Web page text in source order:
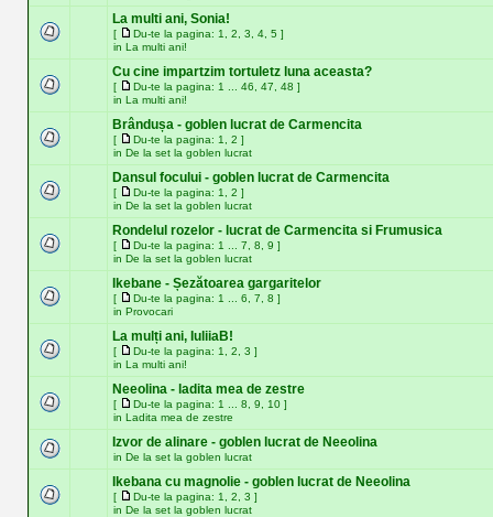
La multi ani, Sonia!
[ Du-te la pagina: 1 2 3 4 5 ]
in La multi ani!
Cu cine impartzim tortuletz luna aceasta?
[ Du-te la pagina: 1 46 47 48 ]
in La multi ani!
Brândușa - goblen lucrat de Carmencita
[ Du-te la pagina: 1 2 ]
in De la set la goblen lucrat
Dansul focului - goblen lucrat de Carmencita
[ Du-te la pagina: 1 2 ]
in De la set la goblen lucrat
Rondelul rozelor - lucrat de Carmencita si Frumusica
[ Du-te la pagina: 1 7 8 9 ]
in De la set la goblen lucrat
Ikebane - Șezătoarea gargaritelor
[ Du-te la pagina: 1 6 7 8 ]
in Provocari
La mulți ani, IuliiaB!
[ Du-te la pagina: 1 2 3 ]
in La multi ani!
Neeolina - ladita mea de zestre
[ Du-te la pagina: 1 8 9 10 ]
in Ladita mea de zestre
Izvor de alinare - goblen lucrat de Neeolina
in De la set la goblen lucrat
Ikebana cu magnolie - goblen lucrat de Neeolina
[ Du-te la pagina: 1 2 3 ]
in De la set la goblen lucrat